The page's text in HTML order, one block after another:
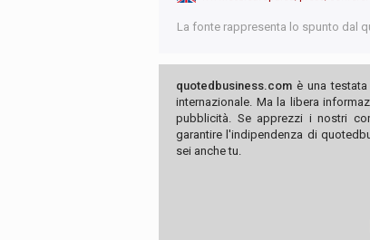
La fonte rappresenta lo spunto dal
quotedbusiness.com è una
internazionale. Ma la libera
pubblicità. Se apprezzi i nostri
garantire l'indipendenza di
sei anche tu.